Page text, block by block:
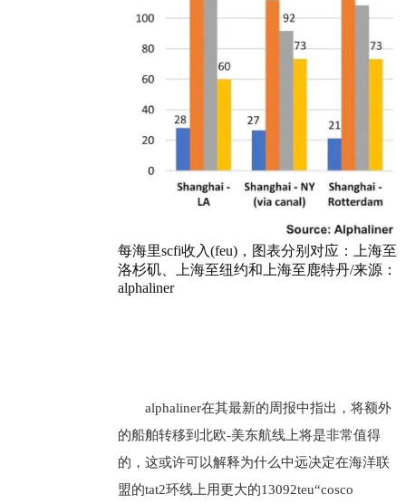
每海里scfi收入(feu)，图表分别对应：上海至
洛杉矶、上海至纽约和上海至鹿特丹/来源：
alphaliner
alphaliner在其最新的周报中指出，将额外
的船舶转移到北欧-美东航线上将是非常值得
的，这或许可以解释为什么中远决定在海洋联
盟的tat2环线上用更大的13092teu“cosco